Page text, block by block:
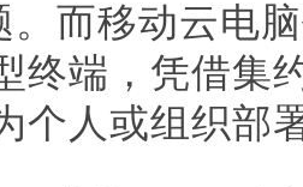
。而移动云电
终端，凭借集
个人或组织部